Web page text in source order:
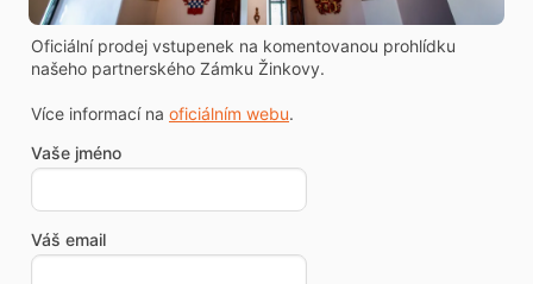
Oficiální prodej vstupenek na komentovanou prohlídku
našeho partnerského Zámku Žinkovy.
Více informací na oficiálním webu.
Vaše jméno
Váš email